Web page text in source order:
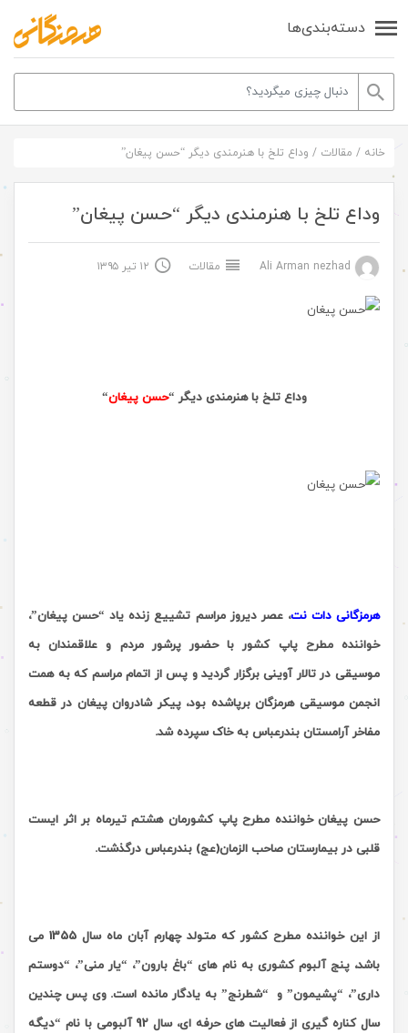
دسته‌بندی‌ها
خانه / مقالات / وداع تلخ با هنرمندی دیگر “حسن پیغان”
وداع تلخ با هنرمندی دیگر “حسن پیغان”
مقالات ۱۲ تیر ۱۳۹۵
وداع تلخ با هنرمندی دیگر “حسن پیغان“
هرمزگانی دات نت، عصر دیروزمراسم تشییع زنده یاد “حسن پیغان”،
خواننده مطرح پاپ کشور با حضور پرشور مردم و علاقمندان به
موسیقی در تالار آوینی برگزار گردید و پس از اتمام مراسم که به همت
انجمن موسیقی هرمزگان برپاشده بود، پیکر شادروان پیغان در قطعه
مفاخر آرامستان بندرعباس به خاک سپرده شد.
حسن پیغان خواننده مطرح پاپ کشورمان هشتم تیرماه بر اثر ایست
قلبی در بیمارستان صاحب الزمان(عج) بندرعباس درگذشت.
از این خواننده مطرح کشور که متولد چهارم آبان ماه سال 1355 می
باشد، پنج آلبوم کشوری به نام های “باغ بارون”، “یار منی”، “دوستم
داری”، “پشیمون” و “شطرنج” به یادگار مانده است. وی پس چندین
سال کناره گیری از فعالیت های حرفه ای، سال 92 آلبومی با نام “دیگه